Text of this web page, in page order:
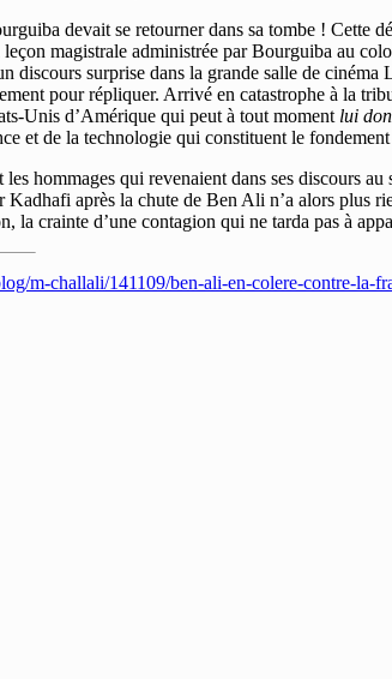
devait se retourner dans sa tombe ! Cette
magistrale administrée par Bourguiba au
discours surprise dans la grande salle de
pour répliquer. Arrivé en catastrophe à la
Unis d’Amérique qui peut à tout moment lui
et de la technologie qui constituent le
hommages qui revenaient dans ses discours
après la chute de Ben Ali n’a alors plus
la crainte d’une contagion qui ne tarda pas à
m-challali/141109/ben-ali-en-colere-contre-la-